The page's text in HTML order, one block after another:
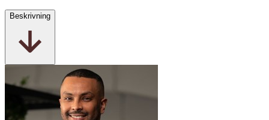
Beskrivning